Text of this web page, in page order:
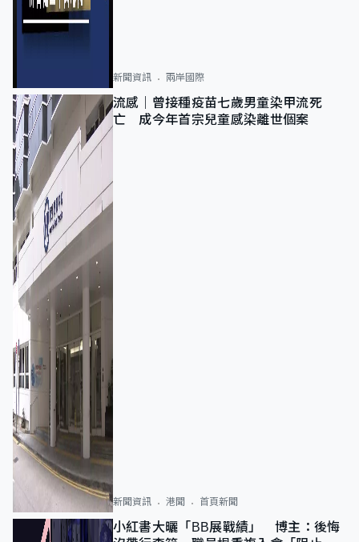
新聞資訊 兩岸國際
流感｜曾接種疫苗七歲男童染甲流死
亡 成今年首宗兒童感染離世個案
新聞資訊 港聞 首頁新聞
小紅書大曬「BB展戰績」 博主：後悔